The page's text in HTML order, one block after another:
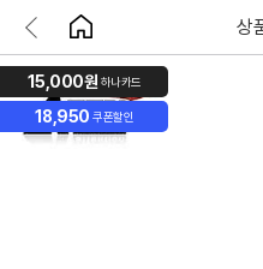
상
15,000원 하나카드
18,950 쿠폰할인